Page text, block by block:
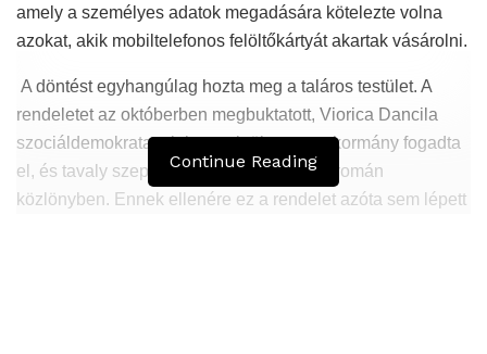
amely a személyes adatok megadására kötelezte volna
azokat, akik mobiltelefonos felöltőkártyát akartak vásárolni.
A döntést egyhangúlag hozta meg a taláros testület. A
rendeletet az októberben megbuktatott, Viorica Dancila
szociáldemokrata miniszterelnök vezette kormány fogadta
el, és tavaly szeptemberben jelent meg a román
közlönyben. Ennek ellenére ez a rendelet azóta sem lépett
Continue Reading